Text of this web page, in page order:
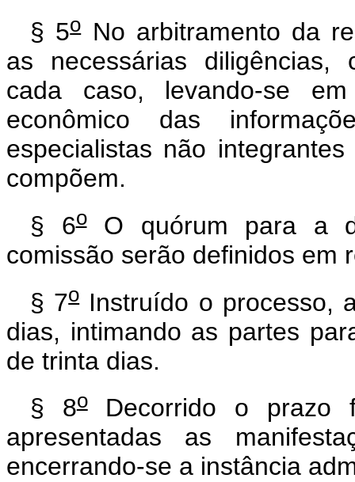
§ 5oNo arbitramento da
as necessárias diligências,
cada caso, levando-se
econômico das
especialistas não
compõem.
§ 6oO quórum para a
comissão serão definidos em
§ 7oInstruído o processo,
dias, intimando as partes
de trinta dias.
§ 8oDecorrido o prazo
apresentadas as
encerrando-se a instância